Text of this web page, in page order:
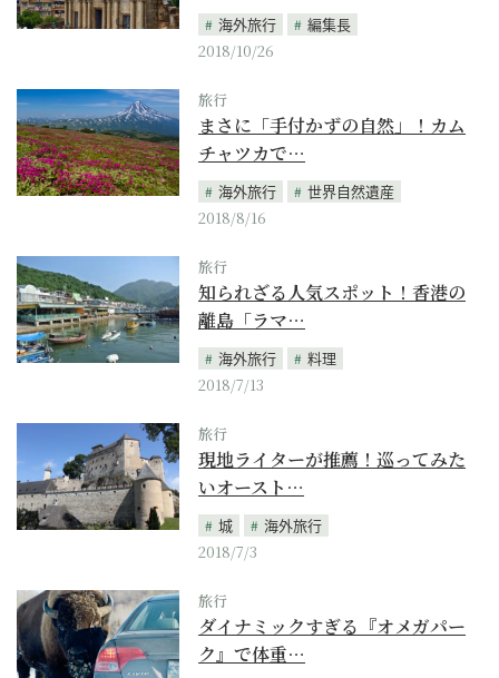
海外旅行
編集長
2018/10/26
旅行
まさに「手付かずの自然」！カム
チャツカで…
海外旅行
世界自然遺産
2018/8/16
旅行
知られざる人気スポット！香港の
離島「ラマ…
海外旅行
料理
2018/7/13
旅行
現地ライターが推薦！巡ってみた
いオースト…
城
海外旅行
2018/7/3
旅行
ダイナミックすぎる『オメガパー
ク』で体重…